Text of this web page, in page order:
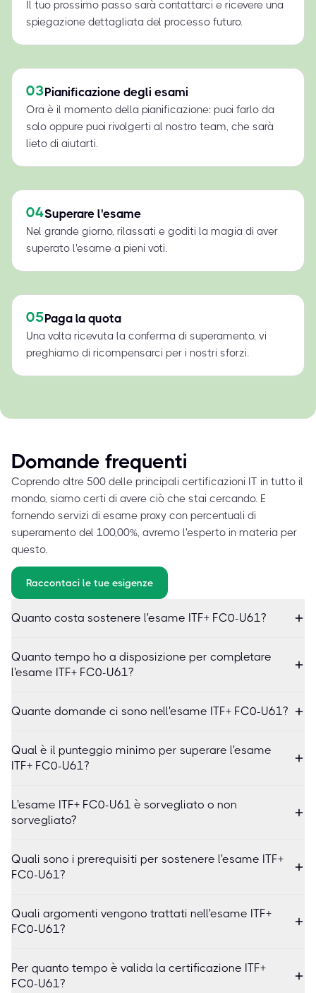
Il tuo prossimo passo sarà contattarci e ricevere una
spiegazione dettagliata del processo futuro.
03Pianificazione degli esami
Ora è il momento della pianificazione: puoi farlo da
solo oppure puoi rivolgerti al nostro team, che sarà
lieto di aiutarti.
04Superare l'esame
Nel grande giorno, rilassati e goditi la magia di aver
superato l'esame a pieni voti.
05Paga la quota
Una volta ricevuta la conferma di superamento, vi
preghiamo di ricompensarci per i nostri sforzi.
Domande frequenti
Coprendo oltre 500 delle principali certificazioni IT in tutto il
mondo, siamo certi di avere ciò che stai cercando. E
fornendo servizi di esame proxy con percentuali di
superamento del 100,00%, avremo l'esperto in materia per
questo.
Raccontaci le tue esigenze
Quanto costa sostenere l'esame ITF+ FC0-U61?
Quanto tempo ho a disposizione per completare
l'esame ITF+ FC0-U61?
Quante domande ci sono nell'esame ITF+ FC0-U61?
Qual è il punteggio minimo per superare l'esame
ITF+ FC0-U61?
L'esame ITF+ FC0-U61 è sorvegliato o non
sorvegliato?
Quali sono i prerequisiti per sostenere l'esame ITF+
FC0-U61?
Quali argomenti vengono trattati nell'esame ITF+
FC0-U61?
Per quanto tempo è valida la certificazione ITF+
FC0-U61?